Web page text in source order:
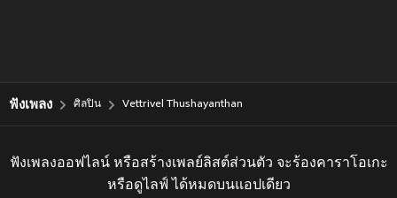
ฟังเพลง ศิลปิน Vettrivel Thushayanthan
ฟังเพลงออฟไลน์ หรือสร้างเพลย์ลิสต์ส่วนตัว จะร้องคาราโอเกะ
หรือดูไลฟ์ ได้หมดบนแอปเดียว